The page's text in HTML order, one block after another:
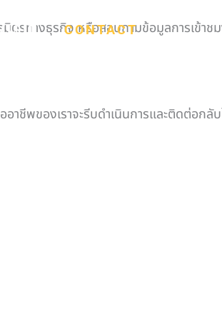
CONTACT
ทางธุรกิจ หรือสอบถามข้อมูลการเข้าชม
พของเราจะรีบดำเนินการและติดต่อกลั